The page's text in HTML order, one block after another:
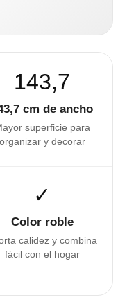
143,7
cm de ancho
superficie para
organizar y decorar
✓
Color roble
calidez y combina
fácil con el hogar